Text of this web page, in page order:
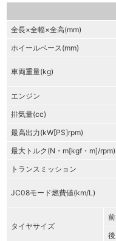
全長×全幅×全高(mm)
ホイールベース(mm)
車両重量(kg)
エンジン
排気量(cc)
最高出力(kW[PS]rpm)
最大トルク(N・m[kgf・m]/rpm)
トランスミッション
JC08モード燃費値(km/L)
タイヤサイズ
前
後